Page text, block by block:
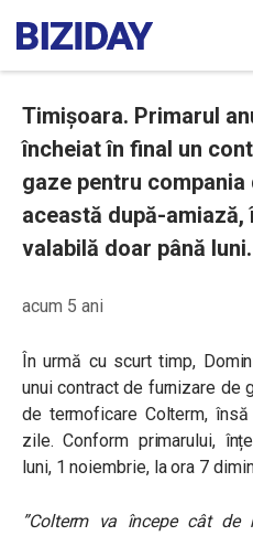
Timișoara. Primarul
încheiat în final un
gaze pentru
această după-
valabilă doar până luni.
acum 5 ani
În urmă cu scurt timp,
unui contract de furnizare de
de termoficare Colterm,
zile. Conform primarului,
luni, 1 noiembrie, la ora 7
”Colterm va începe cât de